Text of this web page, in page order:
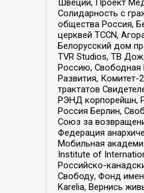
Солидарность с
общества Россия,
церквей TCCN,
Белорусский дом
TVR Studios, ТВ
Россию, Свободная
Развития,
трактатов
РЭНД корпорейшн,
Россия Берлин,
Союз за
Федерация
Мобильная
Institute of
Российско-
Свободу, Фонд
Karelia, Вернись